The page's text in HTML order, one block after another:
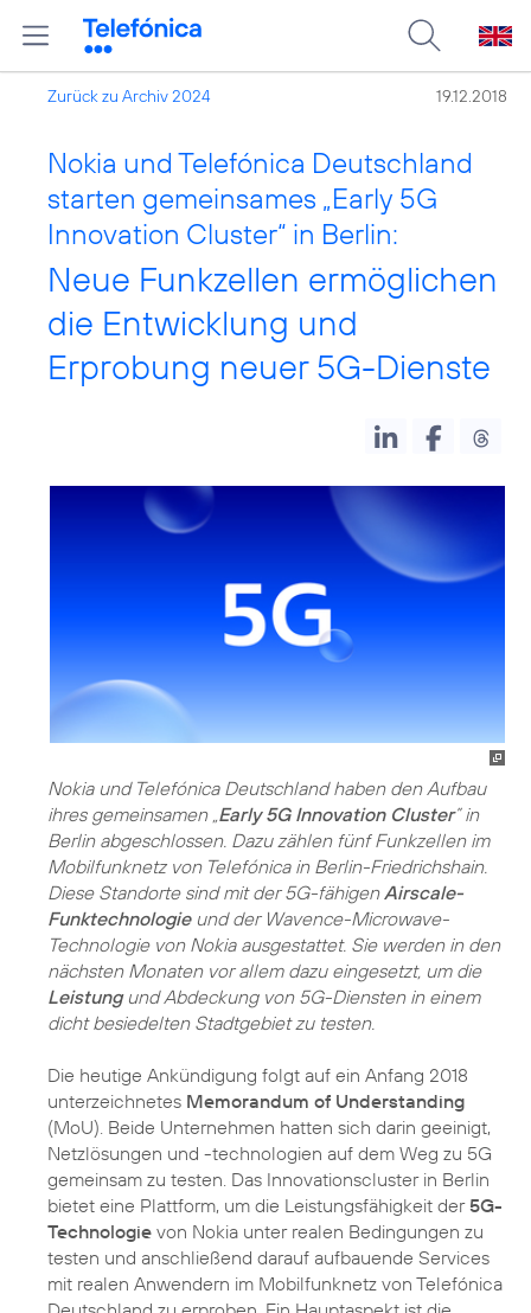
Zurück zu Archiv 2024 19.12.2018
Nokia und Telefónica Deutschland
starten gemeinsames „Early 5G
Innovation Cluster“ in Berlin:
Neue Funkzellen ermöglichen
die Entwicklung und
Erprobung neuer 5G-Dienste
Nokia und Telefónica Deutschland haben den Aufbau
ihres gemeinsamen „ Early 5G Innovation Cluster” in
Berlin abgeschlossen. Dazu zählen fünf Funkzellen im
Mobilfunknetz von Telefónica in Berlin-Friedrichshain.
Diese Standorte sind mit der 5G-fähigenAirscale-
Funktechnologieund der Wavence-Microwave-
Technologie von Nokia ausgestattet. Sie werden in den
nächsten Monaten vor allem dazu eingesetzt, um die
Leistung und Abdeckung von 5G-Diensten in einem
dicht besiedelten Stadtgebiet zu testen.
Die heutige Ankündigung folgt auf ein Anfang 2018
unterzeichnetes Memorandum of Understanding
(MoU). Beide Unternehmen hatten sich darin geeinigt,
Netzlösungen und -technologien auf dem Weg zu 5G
gemeinsam zu testen. Das Innovationscluster in Berlin
bietet eine Plattform, um die Leistungsfähigkeit der5G-
Technologie von Nokia unter realen Bedingungen zu
testen und anschließend darauf aufbauende Services
mit realen Anwendern im Mobilfunknetz von Telefónica